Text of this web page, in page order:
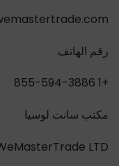
رقم الهاتف
+1 855-594-3886
مكتب سانت لوسيا
LTD